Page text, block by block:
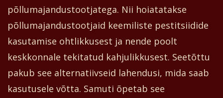
põllumajandustootjatega. Nii hoiatatakse
põllumajandustootjaid keemiliste pestitsiidide
kasutamise ohtlikkusest ja nende poolt
keskkonnale tekitatud kahjulikkusest. Seetõttu
pakub see alternatiivseid lahendusi, mida saab
kasutusele võtta. Samuti õpetab see